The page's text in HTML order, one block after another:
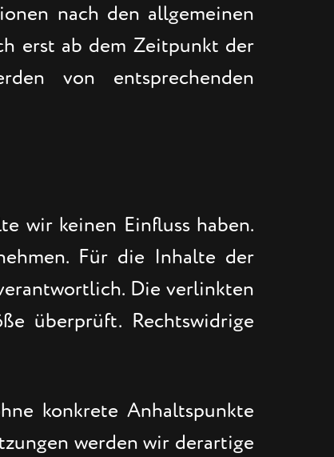
nach den allgemeinen
erst ab dem Zeitpunkt der
von entsprechenden
wir keinen Einfluss haben.
Für die Inhalte der
Die verlinkten
überprüft. Rechtswidrige
konkrete Anhaltspunkte
werden wir derartige